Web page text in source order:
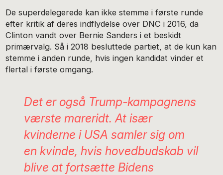
De superdelegerede kan ikke stemme i første runde
efter kritik af deres indflydelse over DNC i 2016, da
Clinton vandt over Bernie Sanders i et beskidt
primærvalg. Så i 2018 besluttede partiet, at de kun kan
stemme i anden runde, hvis ingen kandidat vinder et
flertal i første omgang.
Det er også Trump-kampagnens
værste mareridt. At især
kvinderne i USA samler sig om
en kvinde, hvis hovedbudskab vil
blive at fortsætte Bidens